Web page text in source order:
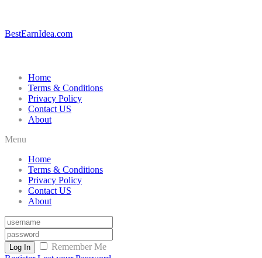
BestEarnIdea.com
Home
Terms & Conditions
Privacy Policy
Contact US
About
Menu
Home
Terms & Conditions
Privacy Policy
Contact US
About
Log In
Remember Me